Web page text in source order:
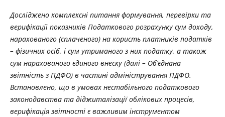
Досліджено комплексні питання формування, перевірки та
верифікації показників Податкового розрахунку сум доходу,
нарахованого (сплаченого) на користь платників податків
– фізичних осіб, і сум утриманого з них податку, а також
сум нарахованого єдиного внеску (далі – Об’єднана
звітність з ПДФО) в частині адміністрування ПДФО.
Встановлено, що в умовах нестабільного податкового
законодавства та діджиталізації облікових процесів,
верифікація звітності є важливим інструментом